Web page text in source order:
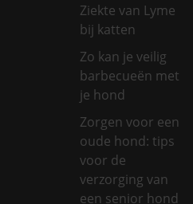
Ziekte van Lyme
bij katten
Zo kan je veilig
barbecueën met
je hond
Zorgen voor een
oude hond: tips
voor de
verzorging van
een senior hond